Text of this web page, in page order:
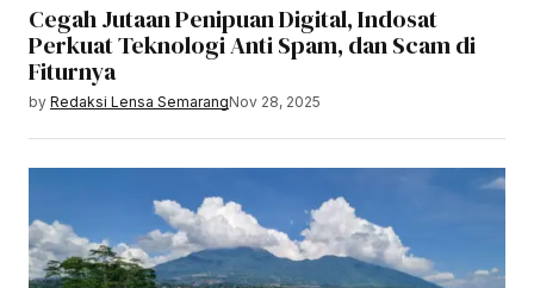
Cegah Jutaan Penipuan Digital, Indosat
Perkuat Teknologi Anti Spam, dan Scam di
Fiturnya
by Redaksi Lensa SemarangNov 28, 2025